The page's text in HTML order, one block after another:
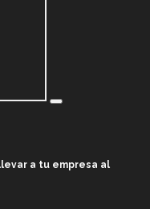
a tu empresa al